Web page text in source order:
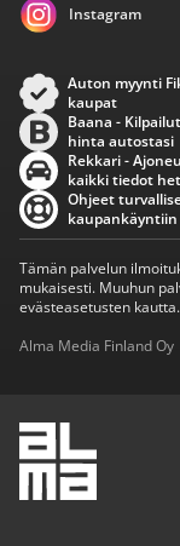
Instagram
Auton myynti
kaupat
Baana -
hinta autostasi
Rekkari -
kaikki tiedot
Ohjeet
kaupankäyntiin
Tämän palvelun
mukaisesti. Muuhun
evästeasetusten kautta.
Alma Media Finland Oy